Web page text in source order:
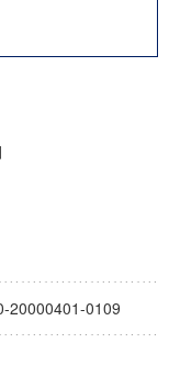
ム市民社会ガバナンス
ム論理と感性の先端的
「超成熟社会発展のサ
20000401-0109